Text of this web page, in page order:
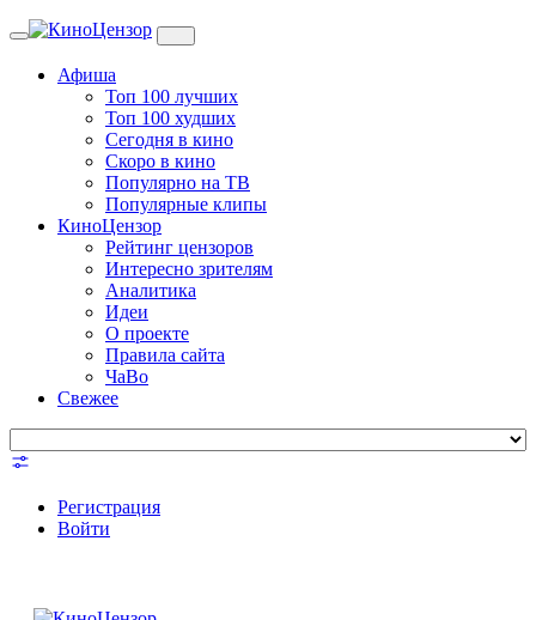
Toggle
Афиша
Топ 100 лучших
Топ 100 худших
Сегодня в кино
Скоро в кино
Популярно на ТВ
Популярные клипы
КиноЦензор
Рейтинг цензоров
Интересно зрителям
Аналитика
Идеи
О проекте
Правила сайта
ЧаВо
Свежее
Регистрация
Войти